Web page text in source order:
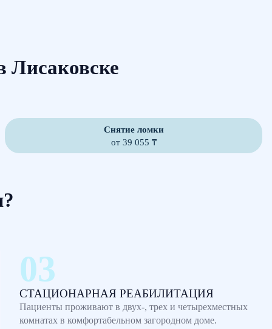
Лисаковске
Снятие ломки
от 39 055 ₸
СТАЦИОНАРНАЯ РЕАБИЛИТАЦИЯ
Пациенты проживают в двух-, трех и четырехместных
комнатах в комфортабельном загородном доме.